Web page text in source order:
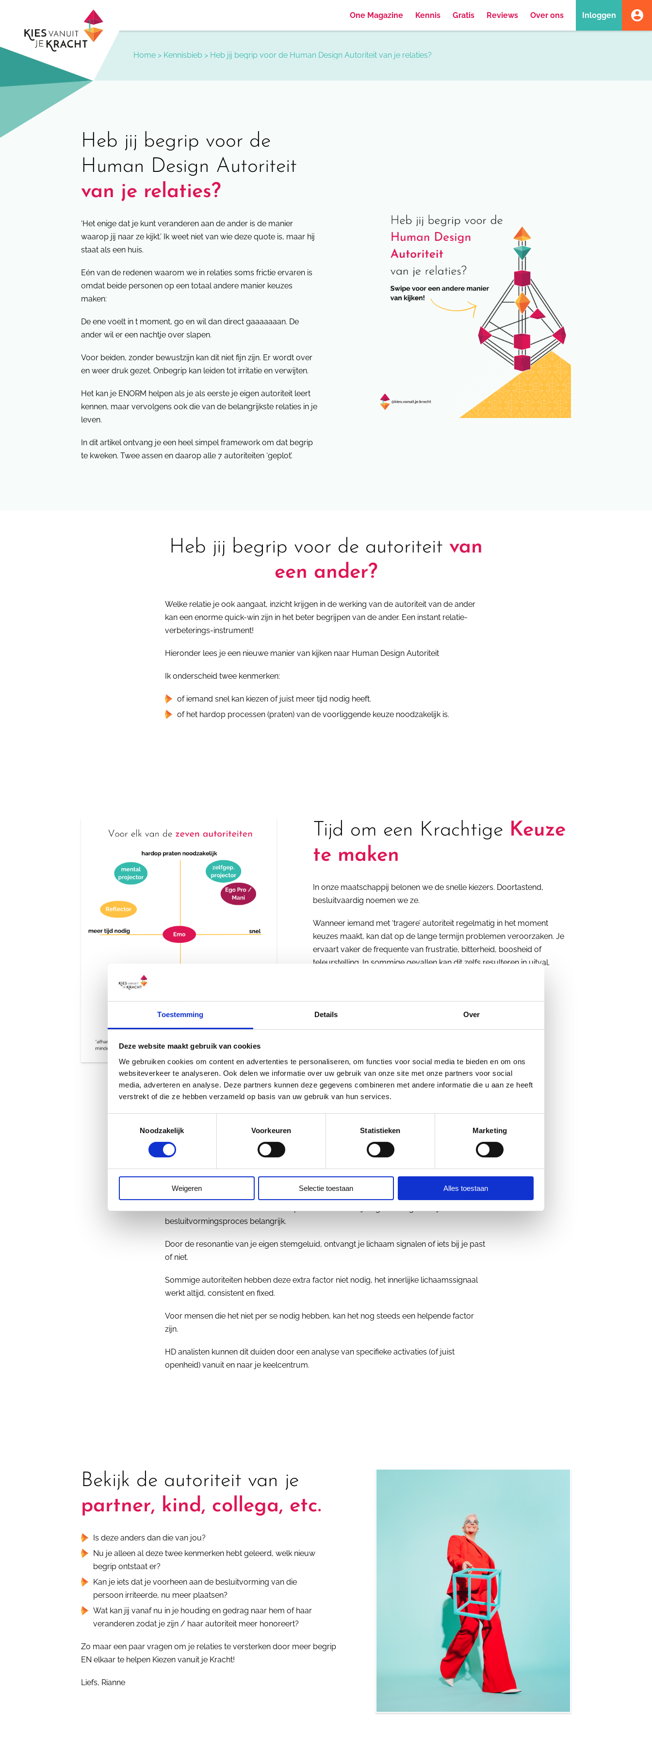
Toestemming Details Over
Deze website maakt gebruik van cookies
We gebruiken cookies om content en advertenties te personaliseren, om functies voor social media te bieden en om ons
websiteverkeer te analyseren. Ook delen we informatie over uw gebruik van onze site met onze partners voor social
media, adverteren en analyse. Deze partners kunnen deze gegevens combineren met andere informatie die u aan ze heeft
verstrekt of die ze hebben verzameld op basis van uw gebruik van hun services.
Noodzakelijk
Voorkeuren Statistieken Marketing
Weigeren Selectie toestaan Alles toestaan
content
One Magazine Kennis Gratis Reviews Over ons Inloggen
Home > Kennisbieb > Heb jij begrip voor de Human Design Autoriteit van je relaties?
Heb jij begrip voor de
Human Design Autoriteit
van je relaties?
‘Het enige dat je kunt veranderen aan de ander is de manier
waarop jij naar ze kijkt.’ Ik weet niet van wie deze quote is, maar hij
staat als een huis.
Eén van de redenen waarom we in relaties soms frictie ervaren is
omdat beide personen op een totaal andere manier keuzes
maken:
De ene voelt in t moment, go en wil dan direct gaaaaaaan. De
ander wil er een nachtje over slapen.
Voor beiden, zonder bewustzijn kan dit niet fijn zijn. Er wordt over
en weer druk gezet. Onbegrip kan leiden tot irritatie en verwijten.
Het kan je ENORM helpen als je als eerste je eigen autoriteit leert
kennen, maar vervolgens ook die van de belangrijkste relaties in je
leven.
In dit artikel ontvang je een heel simpel framework om dat begrip
te kweken. Twee assen en daarop alle 7 autoriteiten ‘geplot’.
Heb jij begrip voor de autoriteit van
een ander?
Welke relatie je ook aangaat, inzicht krijgen in de werking van de autoriteit van de ander
kan een enorme quick-win zijn in het beter begrijpen van de ander. Een instant relatie-
verbeterings-instrument!
Hieronder lees je een nieuwe manier van kijken naar Human Design Autoriteit
Ik onderscheid twee kenmerken:
of iemand snel kan kiezen of juist meer tijd nodig heeft.
of het hardop processen (praten) van de voorliggende keuze noodzakelijk is.
Tijd om een Krachtige Keuze
te maken
In onze maatschappij belonen we de snelle kiezers. Doortastend,
besluitvaardig noemen we ze.
Wanneer iemand met ‘tragere’ autoriteit regelmatig in het moment
keuzes maakt, kan dat op de lange termijn problemen veroorzaken. Je
ervaart vaker de frequente van frustratie, bitterheid, boosheid of
teleurstelling. In sommige gevallen kan dit zelfs resulteren in uitval.
Praten om een Krachtige Keuze te
maken
besluitvormingsproces belangrijk.
Door de resonantie van je eigen stemgeluid, ontvangt je lichaam signalen of iets bij je past
of niet.
Sommige autoriteiten hebben deze extra factor niet nodig, het innerlijke lichaamssignaal
werkt altijd, consistent en fixed.
Voor mensen die het niet per se nodig hebben, kan het nog steeds een helpende factor
zijn.
HD analisten kunnen dit duiden door een analyse van specifieke activaties (of juist
openheid) vanuit en naar je keelcentrum.
Bekijk de autoriteit van je
partner, kind, collega, etc.
Is deze anders dan die van jou?
Nu je alleen al deze twee kenmerken hebt geleerd, welk nieuw
begrip ontstaat er?
Kan je iets dat je voorheen aan de besluitvorming van die
persoon irriteerde, nu meer plaatsen?
Wat kan jij vanaf nu in je houding en gedrag naar hem of haar
veranderen zodat je zijn / haar autoriteit meer honoreert?
Zo maar een paar vragen om je relaties te versterken door meer begrip
EN elkaar te helpen Kiezen vanuit je Kracht!
Liefs, Rianne